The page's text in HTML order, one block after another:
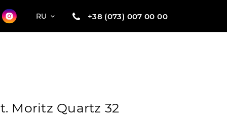
RU +38 (073) 007 00 00
Moritz Quartz 32